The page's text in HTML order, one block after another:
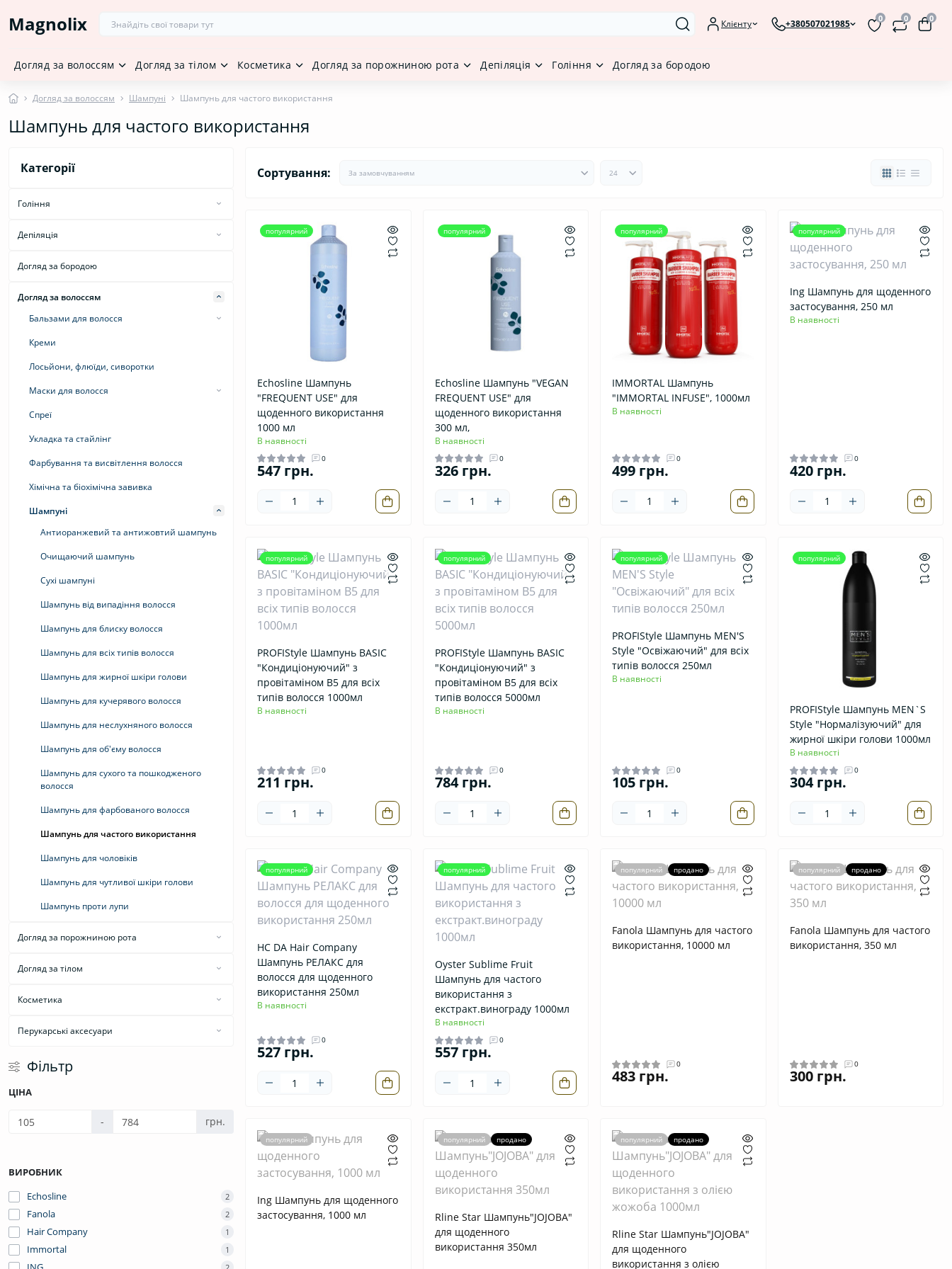
Magnolix Клієнту +380507021985 0 0 0
Догляд за волоссям Догляд за тілом Косметика Догляд за порожниною рота Депіляція Гоління Догляд за бородою
Догляд за волоссям Шампуні Шампунь для частого використання
Шампунь для частого використання
Категорії
Гоління
Депіляція
Догляд за бородою
Догляд за волоссям
Бальзами для волосся
Кондиціонери
Креми
Лосьйони, флюїди, сиворотки
Маски для волосся
Маска для кучерявого волосся
Маска для об`єму волосся
Маска для сухого та пошкодженого волосся
Маска для фарбованого волосся
Маска розгладжуюча для волосся
Тонуючі маски
Спреї
Укладка та стайлінг
Фарбування та висвітлення волосся
Хімічна та біохімічна завивка
Шампуні
Антиоранжевий та антижовтий шампунь
Очищаючий шампунь
Сухі шампуні
Шампунь від випадіння волосся
Шампунь для блиску волосся
Шампунь для всіх типів волосся
Шампунь для жирної шкіри голови
Шампунь для кучерявого волосся
Шампунь для неслухняного волосся
Шампунь для об'єму волосся
Шампунь для сухого та пошкодженого
волосся
Шампунь для фарбованого волосся
Шампунь для частого використання
Шампунь для чоловіків
Шампунь для чутливої шкіри голови
Шампунь проти лупи
Догляд за порожниною рота
Догляд за тілом
Засоби інтимної гігієни
Крем
Косметика
Перукарські аксесуари
Техніка перукарська
Щітки та гребінці для волосся
Фільтр
ЦІНА
- грн.
ВИРОБНИК
Echosline
2
Fanola 2
Hair Company 1
Immortal 1
Сортування:
популярний
Echosline Шампунь
"FREQUENT USE" для
щоденного використання
1000 мл
В наявності
0
547 грн.
популярний
Echosline Шампунь "VEGAN
FREQUENT USE" для
щоденного використання
300 мл,
В наявності
0
326 грн.
популярний
IMMORTAL Шампунь
"IMMORTAL INFUSE", 1000мл
В наявності
0
499 грн.
популярний
Ing Шампунь для щоденного
застосування, 250 мл
В наявності
0
420 грн.
популярний
PROFIStyle Шампунь BASIC
"Кондиціонуючий" з
провітаміном В5 для всіх
типів волосся 1000мл
В наявності
0
211 грн.
популярний
PROFIStyle Шампунь BASIC
"Кондиціонуючий" з
провітаміном В5 для всіх
типів волосся 5000мл
В наявності
0
784 грн.
популярний
PROFIStyle Шампунь MEN'S
Style "Освіжаючий" для всіх
типів волосся 250мл
В наявності
0
105 грн.
популярний
PROFIStyle Шампунь MEN`S
Style "Нормалізуючий" для
жирної шкіри голови 1000мл
В наявності
0
304 грн.
популярний
HC DA Hair Company
Шампунь РЕЛАКС для
волосся для щоденного
використання 250мл
В наявності
0
527 грн.
популярний
Oyster Sublime Fruit
Шампунь для частого
використання з
екстракт.винограду 1000мл
В наявності
0
557 грн.
популярний продано
Fanola Шампунь для частого
використання, 10000 мл
0
483 грн.
популярний продано
Fanola Шампунь для частого
використання, 350 мл
0
300 грн.
популярний
Ing Шампунь для щоденного
застосування, 1000 мл
популярний продано
Rline Star Шампунь"JOJOBA"
для щоденного
використання 350мл
популярний продано
Rline Star Шампунь"JOJOBA"
для щоденного
використання з олією